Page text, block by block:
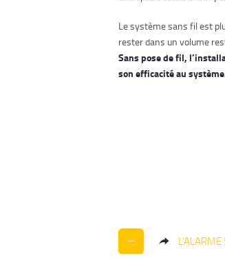
Le système sans fil est
rester dans un volume
Sans pose de fil,
son efficacité au
L'ALARME